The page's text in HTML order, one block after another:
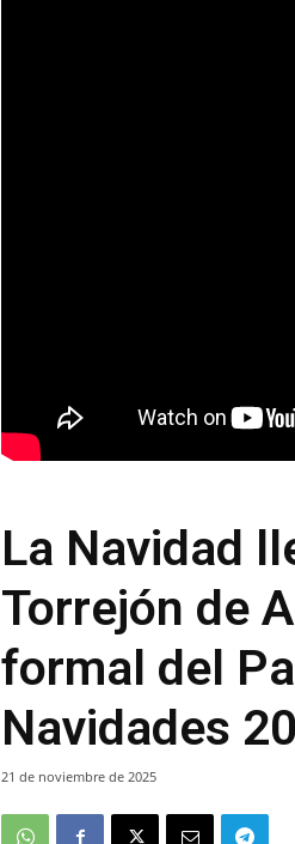
La Navidad
Torrejón de
formal del
Navidades
21 de noviembre de 2025